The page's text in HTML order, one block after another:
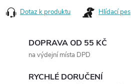
Dotaz k produktu Hlídací pes
DOPRAVA OD 55 KČ
na výdejní místa DPD
RYCHLÉ DORUČENÍ